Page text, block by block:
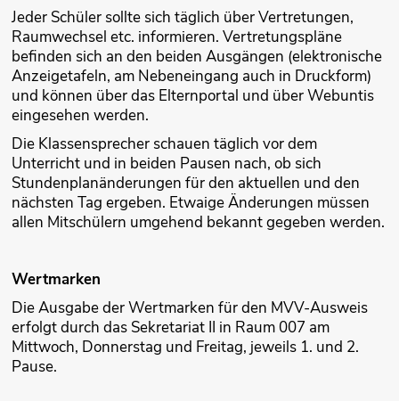
Jeder Schüler sollte sich täglich über Vertretungen,
Raumwechsel etc. informieren. Vertretungspläne
befinden sich an den beiden Ausgängen (elektronische
Anzeigetafeln, am Nebeneingang auch in Druckform)
und können über das Elternportal und über Webuntis
eingesehen werden.
Die Klassensprecher schauen täglich vor dem
Unterricht und in beiden Pausen nach, ob sich
Stundenplanänderungen für den aktuellen und den
nächsten Tag ergeben. Etwaige Änderungen müssen
allen Mitschülern umgehend bekannt gegeben werden.
Wertmarken
Die Ausgabe der Wertmarken für den MVV-Ausweis
erfolgt durch das Sekretariat II in Raum 007 am
Mittwoch, Donnerstag und Freitag, jeweils 1. und 2.
Pause.